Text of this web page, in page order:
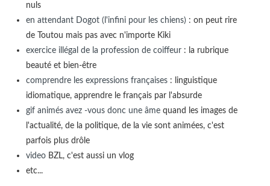
nuls
en attendant Dogot (l'infini pour les chiens): on peut rire
de Toutou mais pas avec n'importe Kiki
exercice illégal de la profession de coiffeur: la rubrique
beauté et bien-être
comprendre les expressions françaises: linguistique
idiomatique, apprendre le français par l'absurde
gif animés avez -vous donc une âmequand les images de
l'actualité, de la politique, de la vie sont animées, c'est
parfois plus drôle
videoBZL, c'est aussi un vlog
etc...